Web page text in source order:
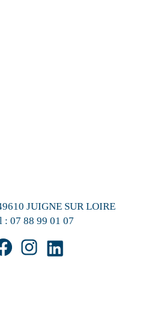
JUIGNE SUR LOIRE
: 07 88 99 01 07